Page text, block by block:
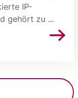
IP-
gehört zu ...